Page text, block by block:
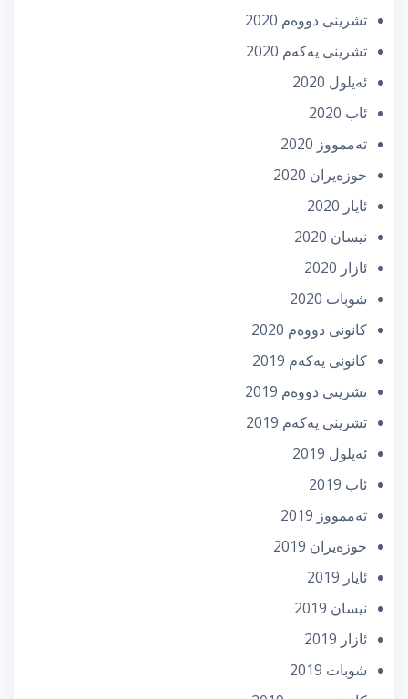
تشرینی دووه‌م 2020
تشرینی یه‌كه‌م 2020
ئه‌یلول 2020
ئاب 2020
تەممووز 2020
حوزه‌یران 2020
ئایار 2020
نیسان 2020
ئازار 2020
شوبات 2020
كانونی دووه‌م 2020
كانونی یه‌كه‌م 2019
تشرینی دووه‌م 2019
تشرینی یه‌كه‌م 2019
ئه‌یلول 2019
ئاب 2019
تەممووز 2019
حوزه‌یران 2019
ئایار 2019
نیسان 2019
ئازار 2019
شوبات 2019